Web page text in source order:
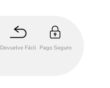
Devuelve Fácil Pago Seguro